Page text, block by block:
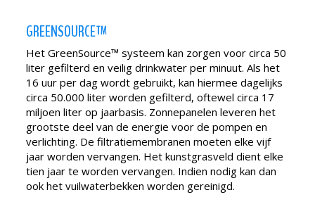
GREENSOURCE™
Het GreenSource™ systeem kan zorgen voor circa 50
liter gefilterd en veilig drinkwater per minuut. Als het
16 uur per dag wordt gebruikt, kan hiermee dagelijks
circa 50.000 liter worden gefilterd, oftewel circa 17
miljoen liter op jaarbasis. Zonnepanelen leveren het
grootste deel van de energie voor de pompen en
verlichting. De filtratiemembranen moeten elke vijf
jaar worden vervangen. Het kunstgrasveld dient elke
tien jaar te worden vervangen. Indien nodig kan dan
ook het vuilwaterbekken worden gereinigd.